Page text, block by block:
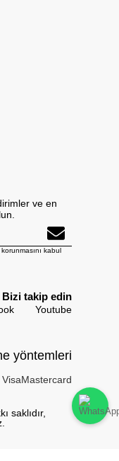
ve en
korunmasını kabul
Bizi takip edin
Youtube
yöntemleri
VisaMastercard
saklıdır,